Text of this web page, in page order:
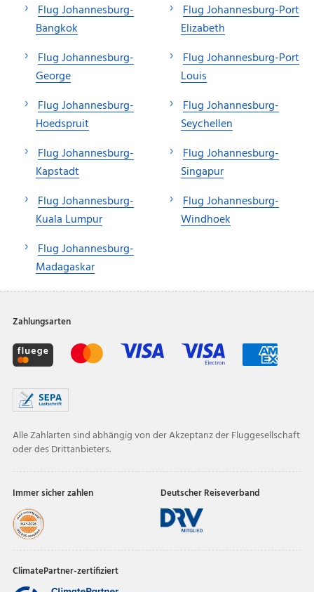
Flug Johannesburg-
Bangkok
Flug Johannesburg-
George
Flug Johannesburg-
Hoedspruit
Flug Johannesburg-
Kapstadt
Flug Johannesburg-
Kuala Lumpur
Flug Johannesburg-
Madagaskar
Flug Johannesburg-Port
Elizabeth
Flug Johannesburg-Port
Louis
Flug Johannesburg-
Seychellen
Flug Johannesburg-
Singapur
Flug Johannesburg-
Windhoek